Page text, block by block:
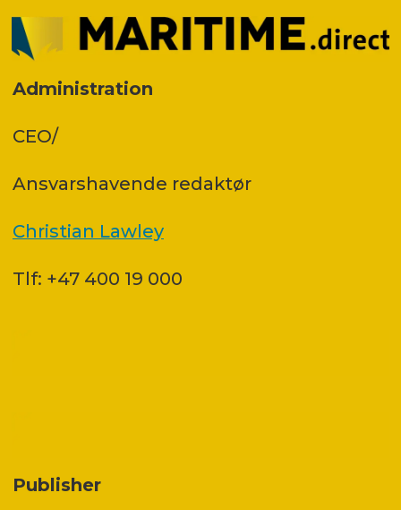
Administration
CEO/
Ansvars­havende redaktør
Christian Lawley
Tlf: +47 400 19 000
Publisher